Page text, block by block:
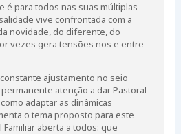
é para todos nas suas múltiplas
vive confrontada com a
novidade, do diferente, do
vezes gera tensões nos e entre
ajustamento no seio
atenção a dar Pastoral
adaptar as dinâmicas
o tema proposto para este
Familiar aberta a todos: que